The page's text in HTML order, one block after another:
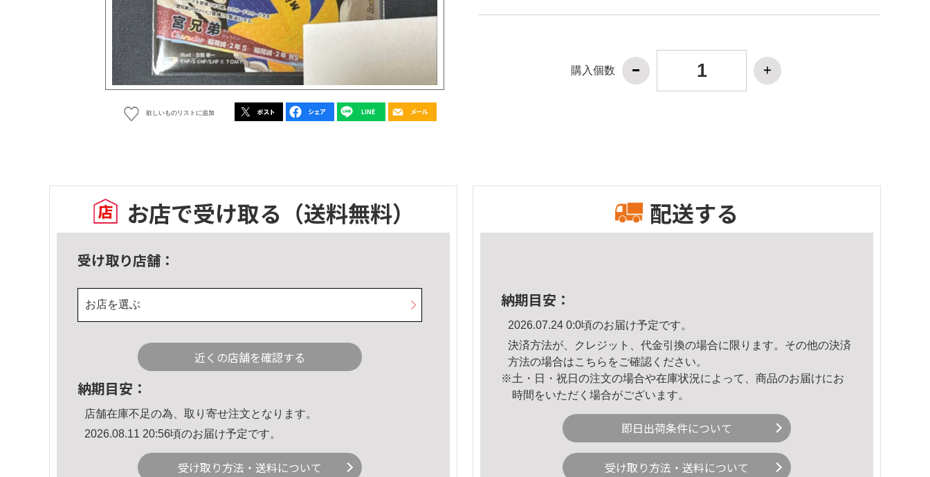
欲しいものリストに追加
購入個数
お店で受け取る （送料無料）
受け取り店舗：
お店を選ぶ
近くの店舗を確認する
納期目安：
店舗在庫不足の為、取り寄せ注文となります。
2026.08.11 20:56頃のお届け予定です。
受け取り方法・送料について
配送する
納期目安：
2026.07.24 0:0頃のお届け予定です。
決済方法が、クレジット、代金引換の場合に限ります。その他の決済
方法の場合はこちら をご確認ください。
※土・日・祝日の注文の場合や在庫状況によって、商品のお届けにお
時間をいただく場合がございます。
即日出荷条件について
受け取り方法・送料について